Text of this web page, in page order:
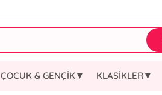
ÇOCUK & GENÇİK▼ KLASİKLER▼